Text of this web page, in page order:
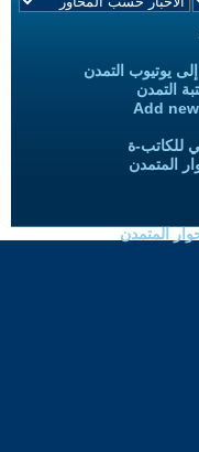
يوتيوب التمدن
التمدن
Add
للكاتب-ة
المتمدن
المتمدن